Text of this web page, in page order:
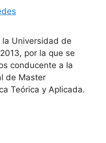
la Universidad de
por la que se
conducente a la
de Master
Teórica y Aplicada.